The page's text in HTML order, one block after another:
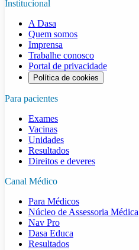
Institucional
A Dasa
Quem somos
Imprensa
Trabalhe conosco
Portal de privacidade
Política de cookies
Para pacientes
Exames
Vacinas
Unidades
Resultados
Direitos e deveres
Canal Médico
Para Médicos
Núcleo de Assessoria Médica
Nav Pro
Dasa Educa
Resultados